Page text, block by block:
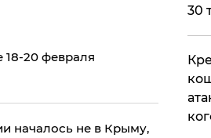
18-20 февраля
началось не в Крыму,
30